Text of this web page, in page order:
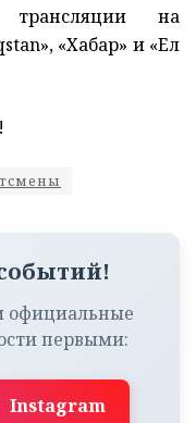
на
«Хабар» и «Ел
официальные
первыми:
Instagram